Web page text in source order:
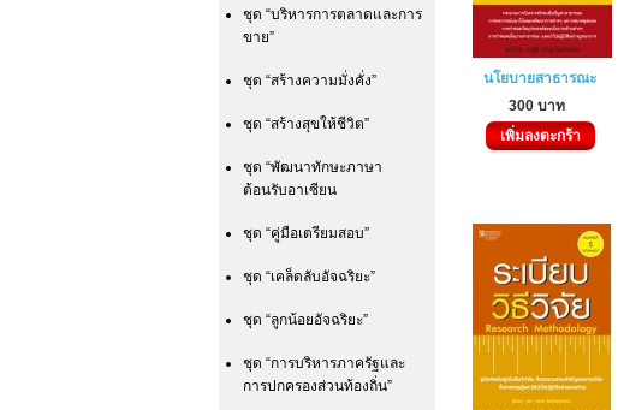
ชุด “บริหารการตลาดและการ
ขาย”
ชุด “สร้างความมั่งคั่ง”
ชุด “สร้างสุขให้ชีวิต”
ชุด “พัฒนาทักษะภาษา
ต้อนรับอาเซียน
ชุด “คู่มือเตรียมสอบ”
ชุด “เคล็ดลับอัจฉริยะ”
ชุด “ลูกน้อยอัจฉริยะ”
ชุด “การบริหารภาครัฐและ
การปกครองส่วนท้องถิ่น”
นโยบายสาธารณะ
300 บาท
เพิ่มลงตะกร้า